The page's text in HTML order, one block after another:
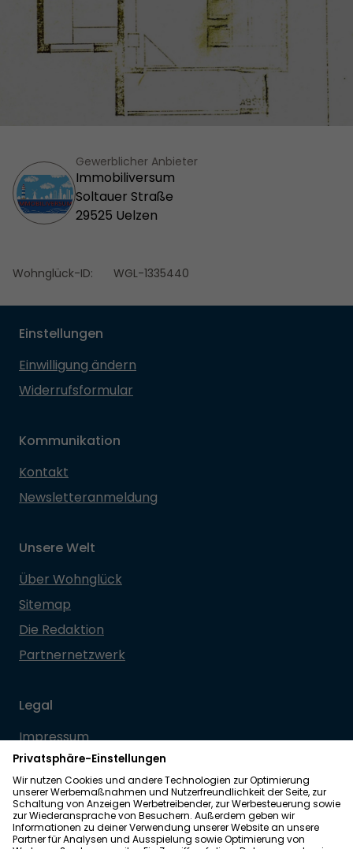
Gewerblicher Anbieter
Immobiliversum
Soltauer Straße
29525 Uelzen
Wohnglück-ID: WGL-1335440
Einstellungen
Einwilligung ändern
Widerrufsformular
Kommunikation
Kontakt
Newsletteranmeldung
Unsere Welt
Über Wohnglück
Sitemap
Die Redaktion
Partnernetzwerk
Legal
Impressum
Datenschutz
Allgemeine Geschäftsbedingungen
Barrierefreiheit